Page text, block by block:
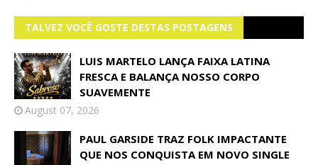
TALVEZ VOCÊ GOSTE DESTAS POSTAGENS
LUIS MARTELO LANÇA FAIXA LATINA
FRESCA E BALANÇA NOSSO CORPO
SUAVEMENTE
August 07, 2026
PAUL GARSIDE TRAZ FOLK IMPACTANTE
QUE NOS CONQUISTA EM NOVO SINGLE